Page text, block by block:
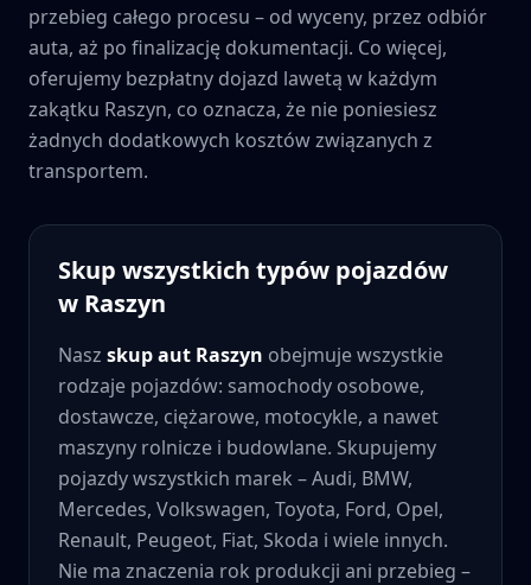
przebieg całego procesu – od wyceny, przez odbiór
auta, aż po finalizację dokumentacji. Co więcej,
oferujemy bezpłatny dojazd lawetą w każdym
zakątku Raszyn, co oznacza, że nie poniesiesz
żadnych dodatkowych kosztów związanych z
transportem.
Skup wszystkich typów pojazdów
w Raszyn
Nasz skup aut Raszyn obejmuje wszystkie
rodzaje pojazdów: samochody osobowe,
dostawcze, ciężarowe, motocykle, a nawet
maszyny rolnicze i budowlane. Skupujemy
pojazdy wszystkich marek – Audi, BMW,
Mercedes, Volkswagen, Toyota, Ford, Opel,
Renault, Peugeot, Fiat, Skoda i wiele innych.
Nie ma znaczenia rok produkcji ani przebieg –